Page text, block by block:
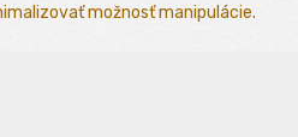
možnosť manipulácie.